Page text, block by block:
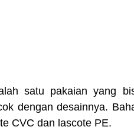
satu pakaian yang
dengan desainnya.
CVC dan lascote PE.